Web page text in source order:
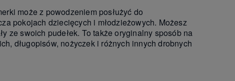
może z powodzeniem posłużyć do
pokojach dziecięcych i młodzieżowych. Możesz
ze swoich pudełek. To także oryginalny sposób na
długopisów, nożyczek i różnych innych drobnych